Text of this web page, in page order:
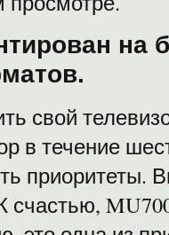
на
свой
в течение
приоритеты.